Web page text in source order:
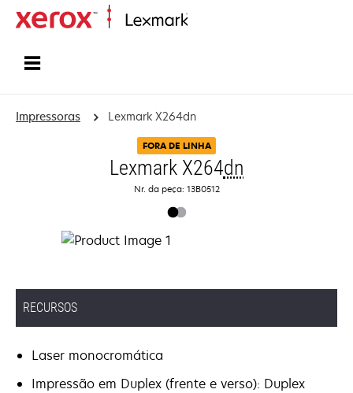
Impressoras Lexmark X264dn
FORA DE LINHA
Lexmark X264dn
Nr. da peça: 13B0512
RECURSOS
Laser monocromática
Impressão em Duplex (frente e verso): Duplex